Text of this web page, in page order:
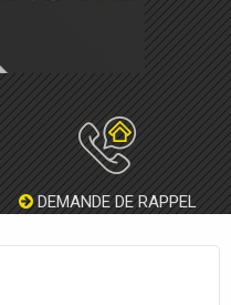
DEMANDE DE RAPPEL